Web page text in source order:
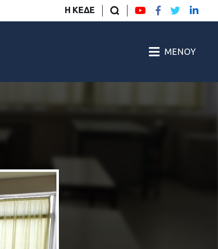
Η ΚΕΔΕ
ΜΕΝΟΎ